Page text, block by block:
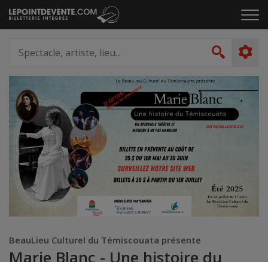
Passer
au
le
artiste,
lieu...
BeauLieu Culturel du Témiscouata présente
Marie Blanc - Une histoire du